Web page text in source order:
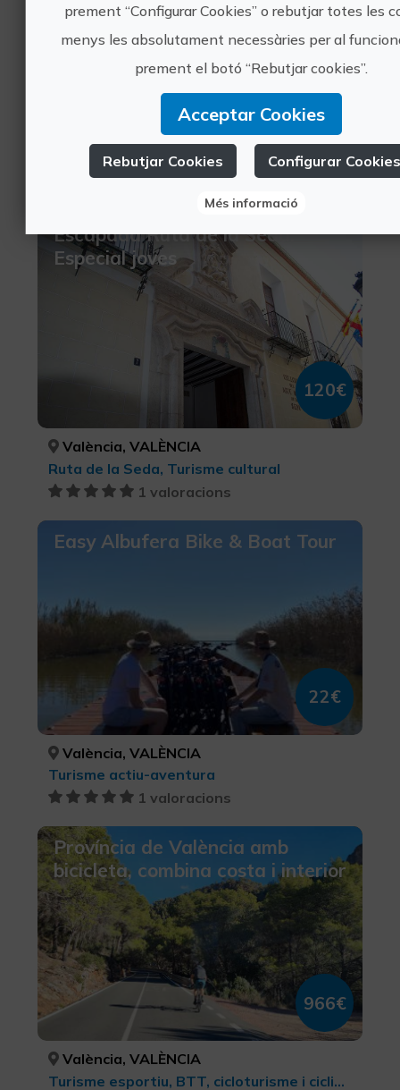
València, VALÈNCIA
Turisme cultural
Escapada Ruta de la Seda.
Especial joves
120€
València, VALÈNCIA
Ruta de la Seda, Turisme cultural
1 valoracions
Easy Albufera Bike & Boat Tour
22€
València, VALÈNCIA
Turisme actiu-aventura
1 valoracions
Província de València amb
bicicleta, combina costa i interior
966€
València, VALÈNCIA
Turisme esportiu, BTT, cicloturisme i ciclisme
prement “Configurar Cookies” o rebutjar totes les
menys les absolutament necessàries per al
prement el botó “Rebutjar cookies”.
Acceptar Cookies
Rebutjar Cookies Configurar Cookies
Més informació